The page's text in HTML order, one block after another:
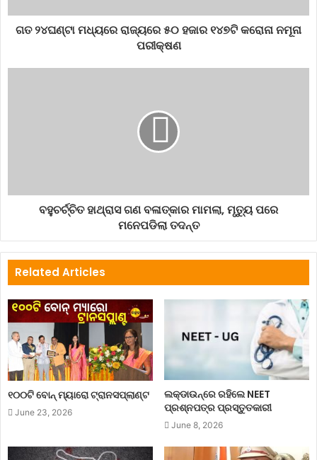
ଗତ ୨୪ଘଣ୍ଟା ମଧ୍ୟରେ ରାଜ୍ୟରେ ୫୦ ହଜାର ୧୪୭ଟି କରୋନା ନମୂନା
ପରୀକ୍ଷଣ
ବହୁଚର୍ଚ୍ଚିତ ହାଥ୍ରାସ ଗଣ ବଳାତ୍କାର ମାମଲା, ମୃତ୍ୟୁ ପରେ
ମନେପଡିଲା ତଦନ୍ତ
Related Articles
୧୦୦ଟି ବୋନ୍ ମ୍ୟାରୋ ଟ୍ରାନସପ୍ଲାଣ୍ଟ
June 23, 2026
ଲକ୍‌ଡାଉନ୍‌ରେ ରହିଲେ NEET
ପ୍ରଶ୍ନପତ୍ର ପ୍ରସ୍ତୁତକାରୀ
June 8, 2026